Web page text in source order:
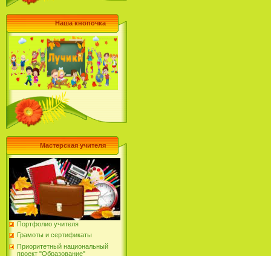
Наша кнопочка
Мастерская учителя
Портфолио учителя
Грамоты и сертификаты
Приоритетный национальный
проект "Образование"